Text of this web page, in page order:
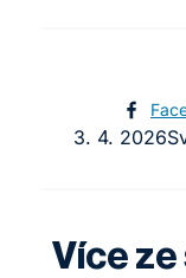
3. 4. 2026
Více